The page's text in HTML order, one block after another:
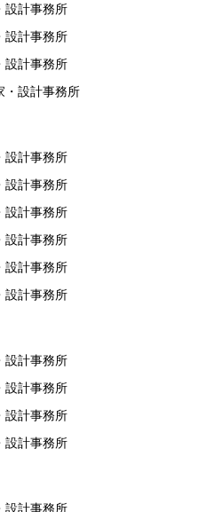
設計事務所
設計事務所
設計事務所
・設計事務所
設計事務所
設計事務所
設計事務所
設計事務所
設計事務所
設計事務所
設計事務所
設計事務所
設計事務所
設計事務所
設計事務所